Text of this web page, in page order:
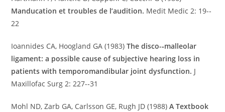
Manducation et troubles de l’audition. Medit Medic 2: 19-­‐
22
Ioannides CA, Hoogland GA (1983)The disco-­‐malleolar
ligament: a possible cause of subjective hearing loss in
patients with temporomandibular joint dysfunction. J
Maxillofac Surg 2: 227-­‐31
Mohl ND, Zarb GA, Carlsson GE, Rugh JD (1988)A Textbook